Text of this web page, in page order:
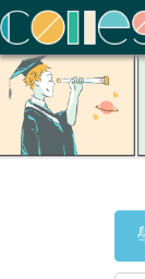
ColleGo! 大學選